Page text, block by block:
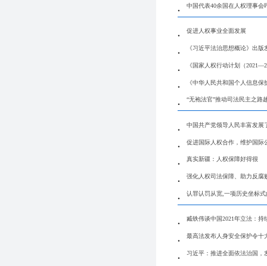
中国代表40余国在人权理事
促进人权事业全面发展
《习近平法治思想概论》出版
《国家人权行动计划（
《中华人民共和国个人信息保
“无袍法官”推动司法民主之路
中国共产党领导人民丰富发展
促进国际人权合作，维护国际
真实新疆：人权保障好得很
强化人权司法保障、助力反腐
认罪认罚从宽,一项历史坐标
臧铁伟谈中国2021年立法：持
最高法发布人身安全保护令十
习近平：推进全面依法治国，